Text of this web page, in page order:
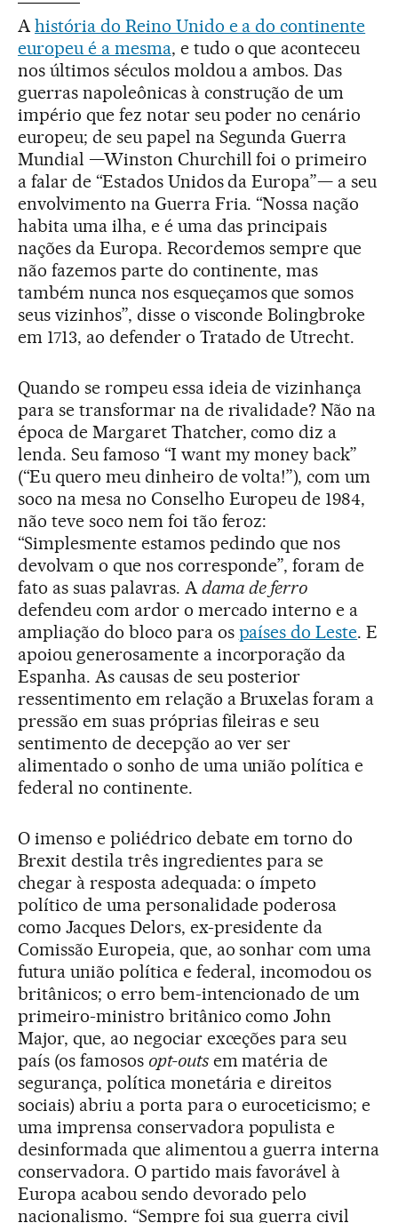
Ahistória do Reino Unido e a do continente
europeu é a mesma, e tudo o que aconteceu
nos últimos séculos moldou a ambos. Das
guerras napoleônicas à construção de um
império que fez notar seu poder no cenário
europeu; de seu papel na Segunda Guerra
Mundial —Winston Churchill foi o primeiro
a falar de “Estados Unidos da Europa”— a seu
envolvimento na Guerra Fria. “Nossa nação
habita uma ilha, e é uma das principais
nações da Europa. Recordemos sempre que
não fazemos parte do continente, mas
também nunca nos esqueçamos que somos
seus vizinhos”, disse o visconde Bolingbroke
em 1713, ao defender o Tratado de Utrecht.
Quando se rompeu essa ideia de vizinhança
para se transformar na de rivalidade? Não na
época de Margaret Thatcher, como diz a
lenda. Seu famoso “I want my money back”
(“Eu quero meu dinheiro de volta!”), com um
soco na mesa no Conselho Europeu de 1984,
não teve soco nem foi tão feroz:
“Simplesmente estamos pedindo que nos
devolvam o que nos corresponde”, foram de
fato as suas palavras. Adama de ferro
defendeu com ardor o mercado interno e a
ampliação do bloco para os países do Leste. E
apoiou generosamente a incorporação da
Espanha. As causas de seu posterior
ressentimento em relação a Bruxelas foram a
pressão em suas próprias fileiras e seu
sentimento de decepção ao ver ser
alimentado o sonho de uma união política e
federal no continente.
O imenso e poliédrico debate em torno do
Brexit destila três ingredientes para se
chegar à resposta adequada: o ímpeto
político de uma personalidade poderosa
como Jacques Delors, ex-presidente da
Comissão Europeia, que, ao sonhar com uma
futura união política e federal, incomodou os
britânicos; o erro bem-intencionado de um
primeiro-ministro britânico como John
Major, que, ao negociar exceções para seu
país (os famosos opt-outsem matéria de
segurança, política monetária e direitos
sociais) abriu a porta para o euroceticismo; e
uma imprensa conservadora populista e
desinformada que alimentou a guerra interna
conservadora. O partido mais favorável à
Europa acabou sendo devorado pelo
nacionalismo. “Sempre foi sua guerra civil